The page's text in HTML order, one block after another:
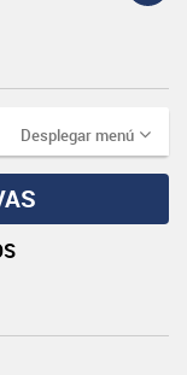
Desplegar menú